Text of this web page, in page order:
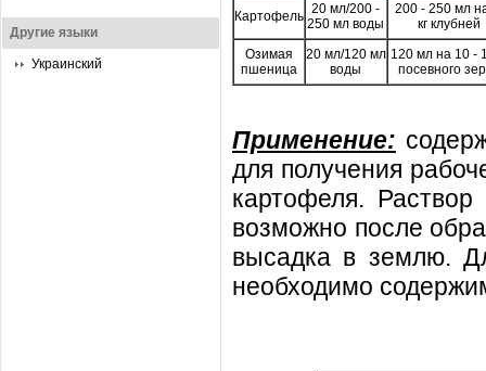
Другие языки
Украинский
Картофель 20 мл/200 -
250 мл воды
200 - 250 мл
кг клубней
Озимая
пшеница
20 мл/120 мл
воды
120 мл на 10 -
посевного
Применение:
для получения
картофеля.
возможно после
высадка в землю.
необходимо